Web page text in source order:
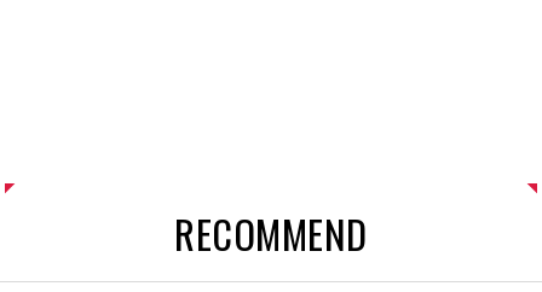
RECOMMEND